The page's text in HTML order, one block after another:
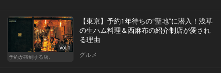
Vol.1
予約が殺到する店。
【東京】予約1年待ちの“聖地”に潜入！浅草
の生ハム料理＆西麻布の紹介制店が愛され
る理由
グルメ